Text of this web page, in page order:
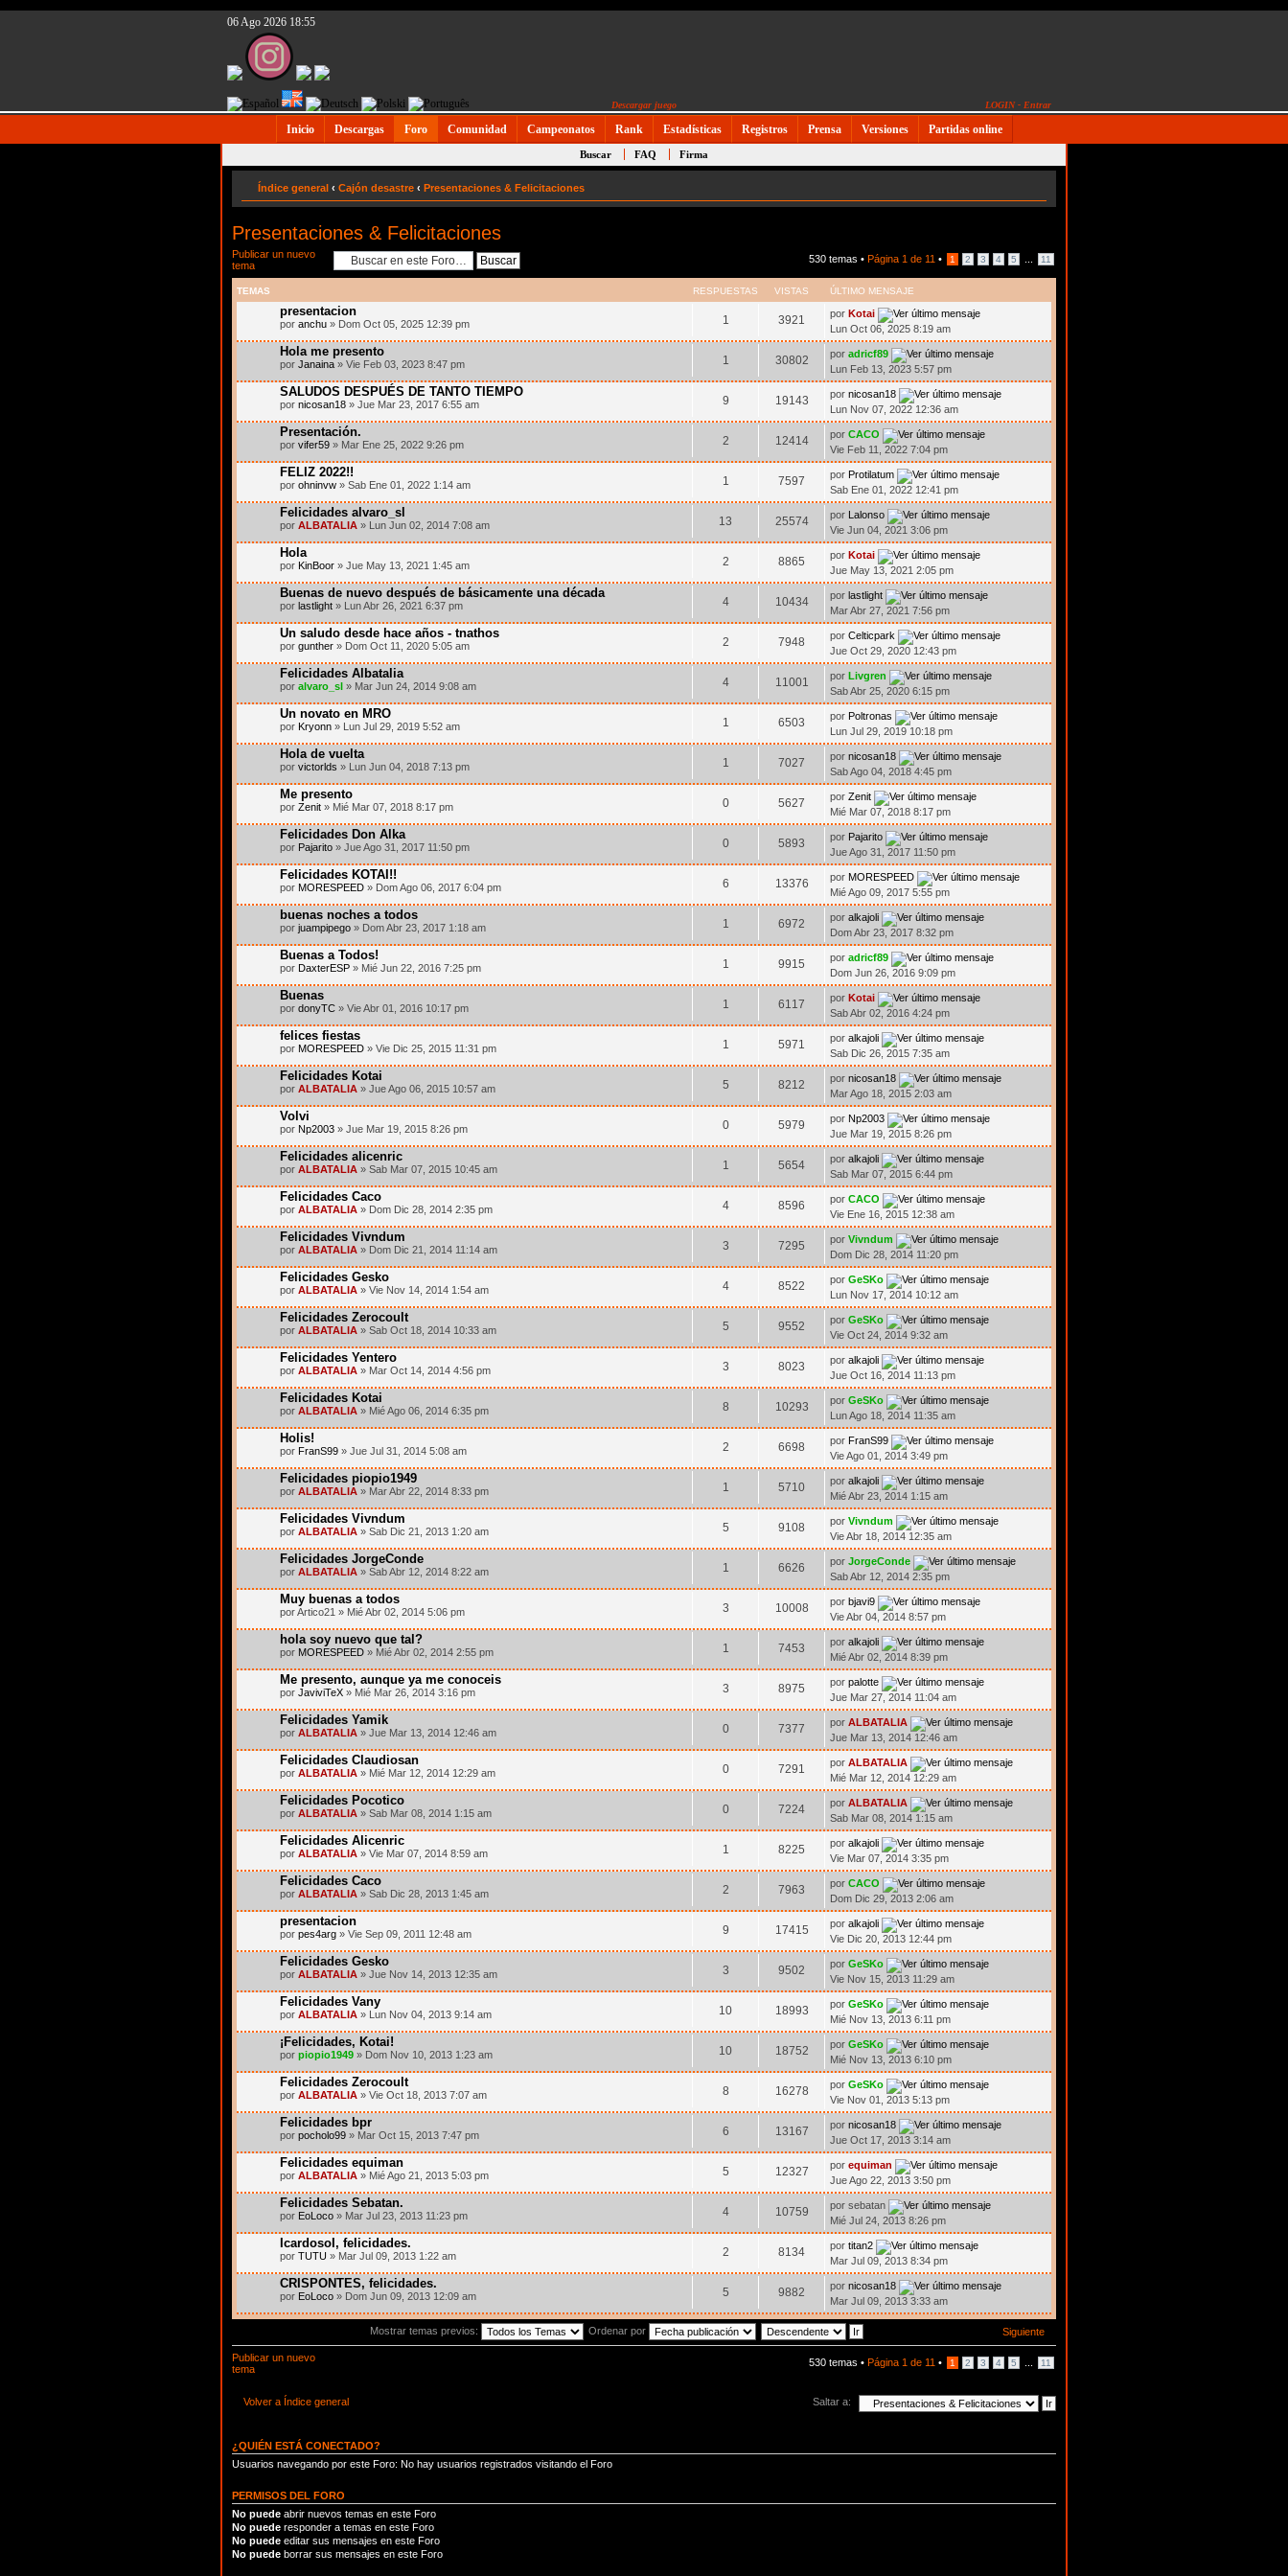
06 Ago 2026 18:55
Descargar juego LOGIN - Entrar
Inicio Descargas Foro Comunidad Campeonatos Rank Estadísticas Registros Prensa Versiones Partidas online
Buscar FAQ Firma
Índice general ‹ Cajón desastre ‹ Presentaciones & Felicitaciones
Presentaciones & Felicitaciones
Publicar un nuevo
tema
530 temas • Página 1 de 11 • 1 2 3 4 5 11
TEMAS RESPUESTAS VISTAS ÚLTIMO MENSAJE
presentacion
por anchu » Dom Oct 05, 2025 12:39 pm 1 3921 por Kotai
Lun Oct 06, 2025 8:19 am
Hola me presento
por Janaina » Vie Feb 03, 2023 8:47 pm 1 30802 por adricf89
Lun Feb 13, 2023 5:57 pm
SALUDOS DESPUÉS DE TANTO TIEMPO
por nicosan18 » Jue Mar 23, 2017 6:55 am 9 19143 por nicosan18
Lun Nov 07, 2022 12:36 am
Presentación.
por vifer59 » Mar Ene 25, 2022 9:26 pm 2 12414 por CACO
Vie Feb 11, 2022 7:04 pm
FELIZ 2022!!
por ohninvw » Sab Ene 01, 2022 1:14 am 1 7597 por Protilatum
Sab Ene 01, 2022 12:41 pm
Felicidades alvaro_sl
por ALBATALIA » Lun Jun 02, 2014 7:08 am 13 25574 por Lalonso
Vie Jun 04, 2021 3:06 pm
Hola
por KinBoor » Jue May 13, 2021 1:45 am 2 8865 por Kotai
Jue May 13, 2021 2:05 pm
Buenas de nuevo después de básicamente una década
por lastlight » Lun Abr 26, 2021 6:37 pm 4 10434 por lastlight
Mar Abr 27, 2021 7:56 pm
Un saludo desde hace años - tnathos
por gunther » Dom Oct 11, 2020 5:05 am 2 7948 por Celticpark
Jue Oct 29, 2020 12:43 pm
Felicidades Albatalia
por alvaro_sl » Mar Jun 24, 2014 9:08 am 4 11001 por Livgren
Sab Abr 25, 2020 6:15 pm
Un novato en MRO
por Kryonn » Lun Jul 29, 2019 5:52 am 1 6503 por Poltronas
Lun Jul 29, 2019 10:18 pm
Hola de vuelta
por victorlds » Lun Jun 04, 2018 7:13 pm 1 7027 por nicosan18
Sab Ago 04, 2018 4:45 pm
Me presento
por Zenit » Mié Mar 07, 2018 8:17 pm 0 5627 por Zenit
Mié Mar 07, 2018 8:17 pm
Felicidades Don Alka
por Pajarito » Jue Ago 31, 2017 11:50 pm 0 5893 por Pajarito
Jue Ago 31, 2017 11:50 pm
Felicidades KOTAI!!
por MORESPEED » Dom Ago 06, 2017 6:04 pm 6 13376 por MORESPEED
Mié Ago 09, 2017 5:55 pm
buenas noches a todos
por juampipego » Dom Abr 23, 2017 1:18 am 1 6972 por alkajoli
Dom Abr 23, 2017 8:32 pm
Buenas a Todos!
por DaxterESP » Mié Jun 22, 2016 7:25 pm 1 9915 por adricf89
Dom Jun 26, 2016 9:09 pm
Buenas
por donyTC » Vie Abr 01, 2016 10:17 pm 1 6117 por Kotai
Sab Abr 02, 2016 4:24 pm
felices fiestas
por MORESPEED » Vie Dic 25, 2015 11:31 pm 1 5971 por alkajoli
Sab Dic 26, 2015 7:35 am
Felicidades Kotai
por ALBATALIA » Jue Ago 06, 2015 10:57 am 5 8212 por nicosan18
Mar Ago 18, 2015 2:03 am
Volvi
por Np2003 » Jue Mar 19, 2015 8:26 pm 0 5979 por Np2003
Jue Mar 19, 2015 8:26 pm
Felicidades alicenric
por ALBATALIA » Sab Mar 07, 2015 10:45 am 1 5654 por alkajoli
Sab Mar 07, 2015 6:44 pm
Felicidades Caco
por ALBATALIA » Dom Dic 28, 2014 2:35 pm 4 8596 por CACO
Vie Ene 16, 2015 12:38 am
Felicidades Vivndum
por ALBATALIA » Dom Dic 21, 2014 11:14 am 3 7295 por Vivndum
Dom Dic 28, 2014 11:20 pm
Felicidades Gesko
por ALBATALIA » Vie Nov 14, 2014 1:54 am 4 8522 por GeSKo
Lun Nov 17, 2014 10:12 am
Felicidades Zerocoult
por ALBATALIA » Sab Oct 18, 2014 10:33 am 5 9552 por GeSKo
Vie Oct 24, 2014 9:32 am
Felicidades Yentero
por ALBATALIA » Mar Oct 14, 2014 4:56 pm 3 8023 por alkajoli
Jue Oct 16, 2014 11:13 pm
Felicidades Kotai
por ALBATALIA » Mié Ago 06, 2014 6:35 pm 8 10293 por GeSKo
Lun Ago 18, 2014 11:35 am
Holis!
por FranS99 » Jue Jul 31, 2014 5:08 am 2 6698 por FranS99
Vie Ago 01, 2014 3:49 pm
Felicidades piopio1949
por ALBATALIA » Mar Abr 22, 2014 8:33 pm 1 5710 por alkajoli
Mié Abr 23, 2014 1:15 am
Felicidades Vivndum
por ALBATALIA » Sab Dic 21, 2013 1:20 am 5 9108 por Vivndum
Vie Abr 18, 2014 12:35 am
Felicidades JorgeConde
por ALBATALIA » Sab Abr 12, 2014 8:22 am 1 6626 por JorgeConde
Sab Abr 12, 2014 2:35 pm
Muy buenas a todos
por Artico21 » Mié Abr 02, 2014 5:06 pm 3 10008 por bjavi9
Vie Abr 04, 2014 8:57 pm
hola soy nuevo que tal?
por MORESPEED » Mié Abr 02, 2014 2:55 pm 1 7453 por alkajoli
Mié Abr 02, 2014 8:39 pm
Me presento, aunque ya me conoceis
por JaviviTeX » Mié Mar 26, 2014 3:16 pm 3 8975 por palotte
Jue Mar 27, 2014 11:04 am
Felicidades Yamik
por ALBATALIA » Jue Mar 13, 2014 12:46 am 0 7377 por ALBATALIA
Jue Mar 13, 2014 12:46 am
Felicidades Claudiosan
por ALBATALIA » Mié Mar 12, 2014 12:29 am 0 7291 por ALBATALIA
Mié Mar 12, 2014 12:29 am
Felicidades Pocotico
por ALBATALIA » Sab Mar 08, 2014 1:15 am 0 7224 por ALBATALIA
Sab Mar 08, 2014 1:15 am
Felicidades Alicenric
por ALBATALIA » Vie Mar 07, 2014 8:59 am 1 8225 por alkajoli
Vie Mar 07, 2014 3:35 pm
Felicidades Caco
por ALBATALIA » Sab Dic 28, 2013 1:45 am 2 7963 por CACO
Dom Dic 29, 2013 2:06 am
presentacion
por pes4arg » Vie Sep 09, 2011 12:48 am 9 17415 por alkajoli
Vie Dic 20, 2013 12:44 pm
Felicidades Gesko
por ALBATALIA » Jue Nov 14, 2013 12:35 am 3 9502 por GeSKo
Vie Nov 15, 2013 11:29 am
Felicidades Vany
por ALBATALIA » Lun Nov 04, 2013 9:14 am 10 18993 por GeSKo
Mié Nov 13, 2013 6:11 pm
¡Felicidades, Kotai!
por piopio1949 » Dom Nov 10, 2013 1:23 am 10 18752 por GeSKo
Mié Nov 13, 2013 6:10 pm
Felicidades Zerocoult
por ALBATALIA » Vie Oct 18, 2013 7:07 am 8 16278 por GeSKo
Vie Nov 01, 2013 5:13 pm
Felicidades bpr
por pocholo99 » Mar Oct 15, 2013 7:47 pm 6 13167 por nicosan18
Jue Oct 17, 2013 3:14 am
Felicidades equiman
por ALBATALIA » Mié Ago 21, 2013 5:03 pm 5 12327 por equiman
Jue Ago 22, 2013 3:50 pm
Felicidades Sebatan.
por EoLoco » Mar Jul 23, 2013 11:23 pm 4 10759
por sebatan
Mié Jul 24, 2013 8:26 pm
IcardosoI, felicidades.
por TUTU » Mar Jul 09, 2013 1:22 am 2 8134 por titan2
Mar Jul 09, 2013 8:34 pm
CRISPONTES, felicidades.
por EoLoco » Dom Jun 09, 2013 12:09 am 5 9882 por nicosan18
Mar Jul 09, 2013 3:33 am
Siguiente
Mostrar temas previos: Ordenar por
Publicar un nuevo
tema
530 temas • Página 1 de 11 • 1 2 3 4 5 11
Volver a Índice general Saltar a:
¿QUIÉN ESTÁ CONECTADO?
Usuarios navegando por este Foro: No hay usuarios registrados visitando el Foro
PERMISOS DEL FORO
No puede abrir nuevos temas en este Foro
No puede responder a temas en este Foro
No puede editar sus mensajes en este Foro
No puede borrar sus mensajes en este Foro